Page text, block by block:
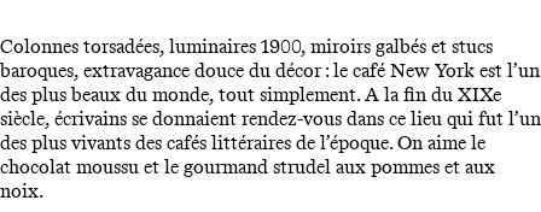
Colonnes torsadées, luminaires 1900, miroirs galbés et stucs
baroques, extravagance douce du décor : le café New York est l’un
des plus beaux du monde, tout simplement. A la fin du XIXe
siècle, écrivains se donnaient rendez-vous dans ce lieu qui fut l’un
des plus vivants des cafés littéraires de l’époque. On aime le
chocolat moussu et le gourmand strudel aux pommes et aux
noix.